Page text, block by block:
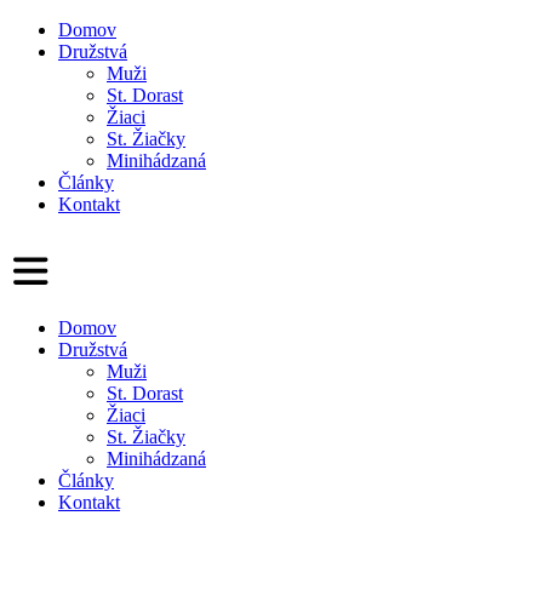
Domov
Družstvá
Muži
St. Dorast
Žiaci
St. Žiačky
Minihádzaná
Články
Kontakt
Domov
Družstvá
Muži
St. Dorast
Žiaci
St. Žiačky
Minihádzaná
Články
Kontakt